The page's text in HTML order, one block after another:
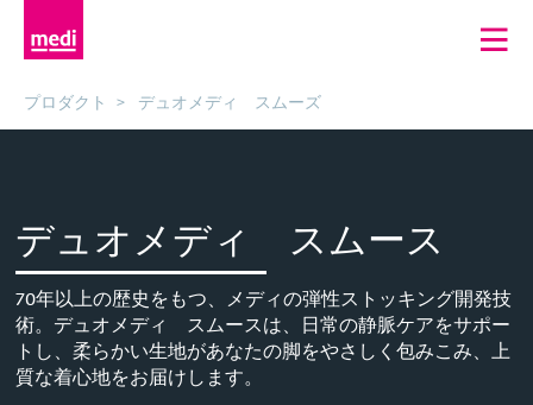
プロダクト デュオメディ スムーズ
デュオメディ スムース
70年以上の歴史をもつ、メディの弾性ストッキング開発技
術。デュオメディ スムースは、日常の静脈ケアをサポー
トし、柔らかい生地があなたの脚をやさしく包みこみ、上
質な着心地をお届けします。